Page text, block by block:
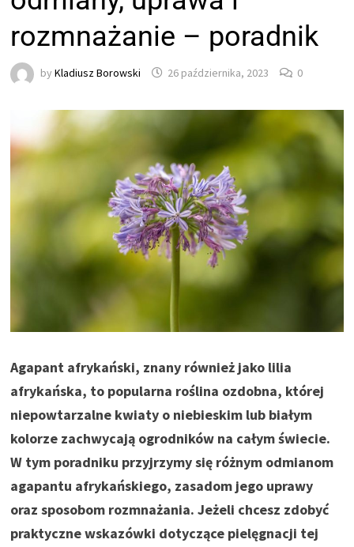
rozmnażanie – poradnik
byKladiusz Borowski 26 października, 2023 0
Agapant afrykański, znany również jako lilia
afrykańska, to popularna roślina ozdobna, której
niepowtarzalne kwiaty o niebieskim lub białym
kolorze zachwycają ogrodników na całym świecie.
W tym poradniku przyjrzymy się różnym odmianom
agapantu afrykańskiego, zasadom jego uprawy
oraz sposobom rozmnażania. Jeżeli chcesz zdobyć
praktyczne wskazówki dotyczące pielęgnacji tej